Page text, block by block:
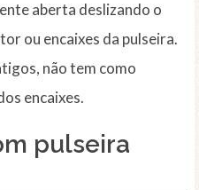
aberta deslizando o
ou encaixes da pulseira.
não tem como
encaixes.
pulseira